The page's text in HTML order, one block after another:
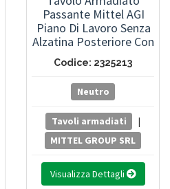
Passante Mittel AGI
Piano Di Lavoro Senza
Alzatina Posteriore Con
Porte Scorrevoli Su Due
Lati - Dimensioni L 130 X
P 80 X H 85 Cm
Codice: 2325213
Neutro
Tavoli armadiati
|
MITTEL GROUP SRL
Visualizza Dettagli